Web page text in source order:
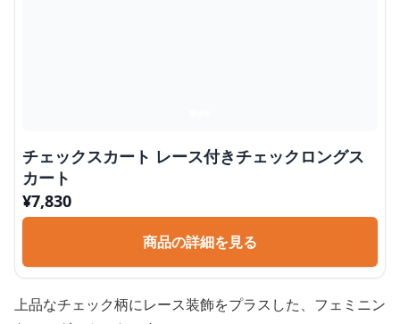
チェックスカート レース付きチェックロングス
カート
¥7,830
商品の詳細を見る
上品なチェック柄にレース装飾をプラスした、フェミニン